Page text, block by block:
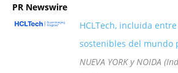
PR Newswire
HCLTech, incluida
sostenibles del mundo
NUEVA YORK y NOIDA